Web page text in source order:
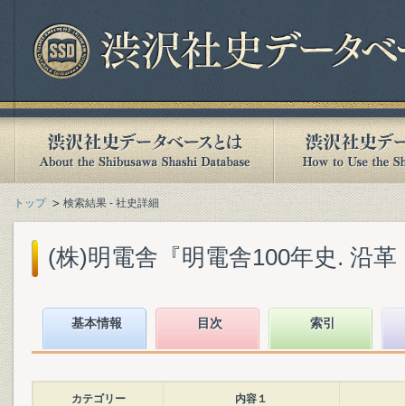
トップ 検索結果 - 社史詳細
(株)明電舎『明電舎100年史. 沿
基本情報 目次 索引
カテゴリー 内容１